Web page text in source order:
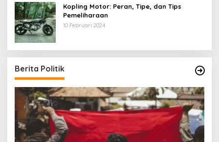
Kopling Motor: Peran, Tipe, dan Tips
Pemeliharaan
10 Februari 2024
Berita Politik